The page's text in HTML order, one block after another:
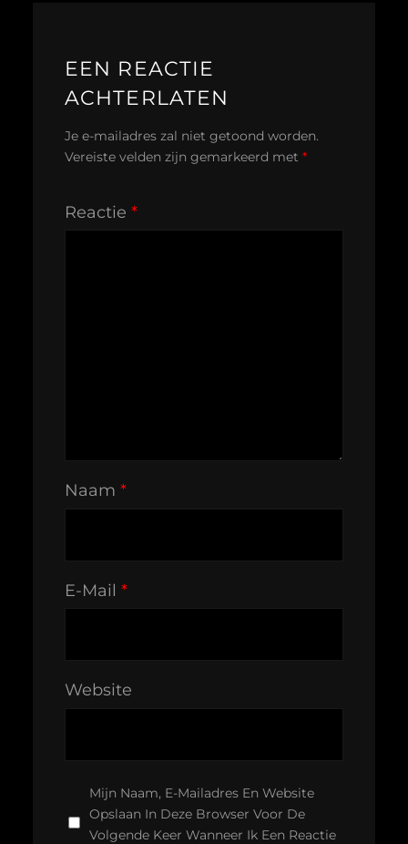
EEN REACTIE
ACHTERLATEN
Je e-mailadres zal niet getoond worden.
Vereiste velden zijn gemarkeerd met *
Reactie *
Naam *
E-Mail *
Website
Mijn Naam, E-Mailadres En Website
Opslaan In Deze Browser Voor De
Volgende Keer Wanneer Ik Een Reactie